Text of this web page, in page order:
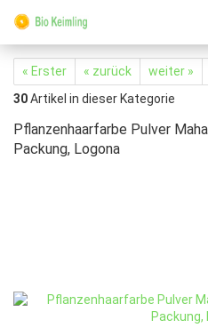
« Erster « zurück weiter »
30Artikel in dieser Kategorie
Pflanzenhaarfarbe Pulver
Packung, Logona